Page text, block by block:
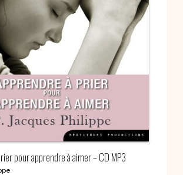
pour apprendre à aimer – CD MP3